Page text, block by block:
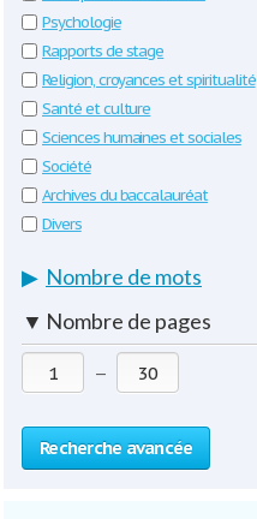
Psychologie
Rapports de stage
Religion, croyances et spiritualité
Santé et culture
Sciences humaines et sociales
Société
Archives du baccalauréat
Divers
▶ Nombre de mots
▼ Nombre de pages
—
Recherche avancée